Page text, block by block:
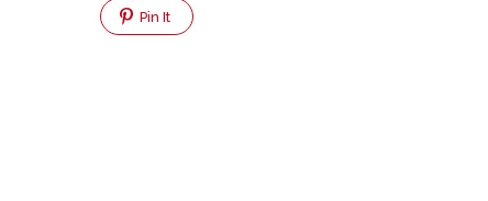
Pin It